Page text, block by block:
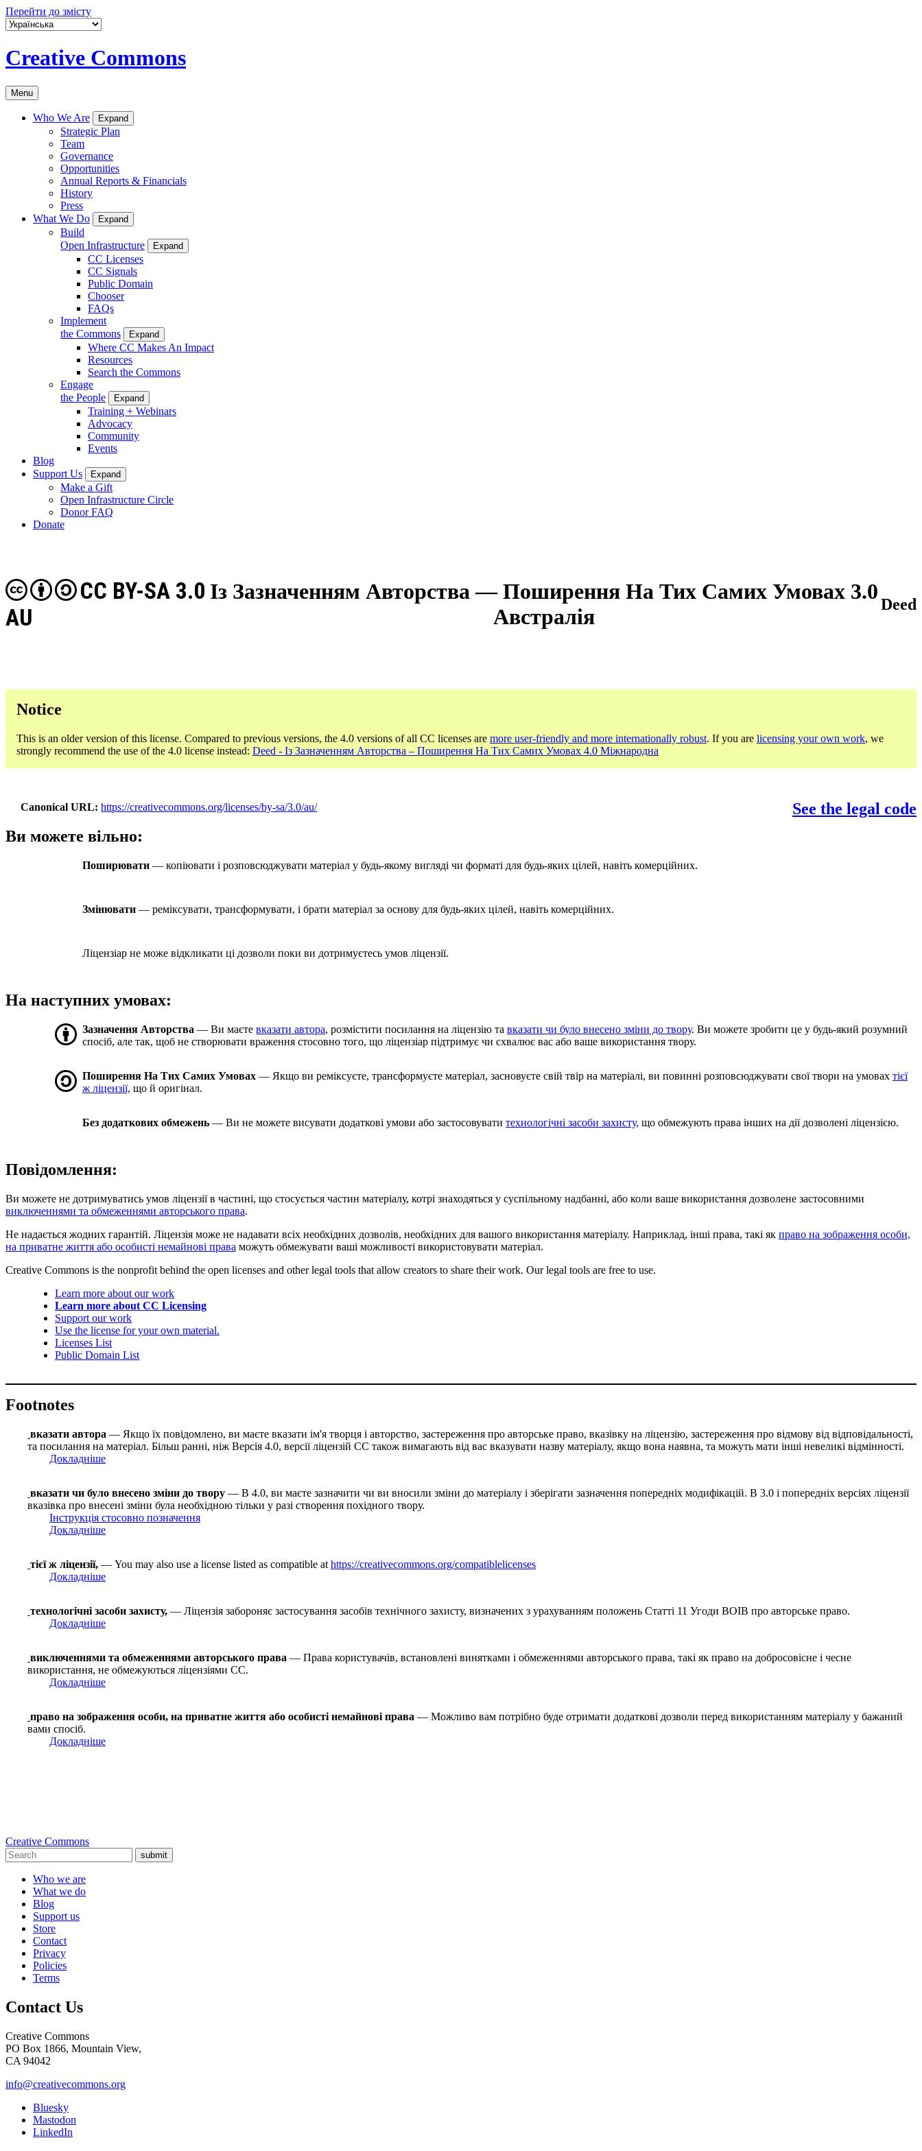
Перейти до змісту
Creative Commons
Menu
Who We Are Expand
Strategic Plan
Team
Governance
Opportunities
Annual Reports & Financials
History
Press
What We Do
Expand
Build
Open Infrastructure
Expand
CC Licenses
CC Signals
Public Domain
Chooser
FAQs
Implement
the Commons
Expand
Where CC Makes An Impact
Resources
Search the Commons
Engage
the People
Expand
Training + Webinars
Advocacy
Community
Events
Blog
Support Us
Expand
Make a Gift
Open Infrastructure Circle
Donor FAQ
Donate
Із Зазначенням Авторства — Поширення На Тих Самих Умовах 3.0
Австралія
CC BY-SA 3.0
AU
Deed
Notice
This is an older version of this license. Compared to previous versions, the 4.0 versions of all CC licenses are more user-friendly and more internationally robust. If you are licensing your own work, we
strongly recommend the use of the 4.0 license instead: Deed - Із Зазначенням Авторства – Поширення На Тих Самих Умовах 4.0 Міжнародна
Canonical URL https://creativecommons.org/licenses/by-sa/3.0/au/
See the legal code
Ви можете вільно:
Поширювати — копіювати і розповсюджувати матеріал у будь-якому вигляді чи форматі для будь-яких цілей, навіть комерційних.
Змінювати — реміксувати, трансформувати, і брати матеріал за основу для будь-яких цілей, навіть комерційних.
Ліцензіар не може відкликати ці дозволи поки ви дотримуєтесь умов ліцензії.
На наступних умовах:
Зазначення Авторства — Ви маєте вказати автора, розмістити посилання на ліцензію та вказати чи було внесено зміни до твору. Ви можете зробити це у будь-який розумний
спосіб, але так, щоб не створювати враження стосовно того, що ліцензіар підтримує чи схвалює вас або ваше використання твору.
Поширення На Тих Самих Умовах — Якщо ви реміксуєте, трансформуєте матеріал, засновуєте свій твір на матеріалі, ви повинні розповсюджувати свої твори на умовах тієї
ж ліцензії, що й оригінал.
Без додаткових обмежень — Ви не можете висувати додаткові умови або застосовувати технологічні засоби захисту, що обмежують права інших на дії дозволені ліцензією.
Повідомлення:
Ви можете не дотримуватись умов ліцензії в частині, що стосується частин матеріалу, котрі знаходяться у суспільному надбанні, або коли ваше використання дозволене застосовними
виключеннями та обмеженнями авторського права.
Не надається жодних гарантій. Ліцензія може не надавати всіх необхідних дозволів, необхідних для вашого використання матеріалу. Наприклад, інші права, такі як право на зображення особи,
на приватне життя або особисті немайнові права можуть обмежувати ваші можливості використовувати матеріал.
Creative Commons is the nonprofit behind the open licenses and other legal tools that allow creators to share their work. Our legal tools are free to use.
Learn more about our work
Learn more about CC Licensing
Support our work
Use the license for your own material.
Licenses List
Public Domain List
Footnotes
вказати автора — Якщо їх повідомлено, ви маєте вказати ім'я творця і авторство, застереження про авторське право, вказівку на ліцензію, застереження про відмову від відповідальності,
та посилання на матеріал. Більш ранні, ніж Версія 4.0, версії ліцензій CC також вимагають від вас вказувати назву матеріалу, якщо вона наявна, та можуть мати інші невеликі відмінності.
Докладніше
вказати чи було внесено зміни до твору — В 4.0, ви маєте зазначити чи ви вносили зміни до матеріалу і зберігати зазначення попередніх модифікацій. В 3.0 і попередніх версіях ліцензії
вказівка про внесені зміни була необхідною тільки у разі створення похідного твору.
Інструкція стосовно позначення
Докладніше
тієї ж ліцензії, — You may also use a license listed as compatible at https://creativecommons.org/compatiblelicenses
Докладніше
технологічні засоби захисту, — Ліцензія забороняє застосування засобів технічного захисту, визначених з урахуванням положень Статті 11 Угоди ВОІВ про авторське право.
Докладніше
виключеннями та обмеженнями авторського права — Права користувачів, встановлені винятками і обмеженнями авторського права, такі як право на добросовісне і чесне
використання, не обмежуються ліцензіями СС.
Докладніше
право на зображення особи, на приватне життя або особисті немайнові права — Можливо вам потрібно буде отримати додаткові дозволи перед використанням матеріалу у бажаний
вами спосіб.
Докладніше
Creative Commons
submit
Who we are
What we do
Blog
Support us
Store
Contact
Privacy
Policies
Terms
Contact Us
Creative Commons
PO Box 1866, Mountain View,
CA 94042
info@creativecommons.org
Bluesky
Mastodon
LinkedIn